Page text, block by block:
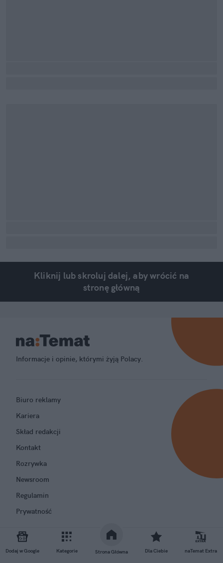
Dodaj w Google Kategorie Strona Główna Dla Ciebie naTemat Extra
Kliknij lub skroluj dalej, aby wrócić na
stronę główną
Informacje i opinie, którymi żyją Polacy.
Biuro reklamy
Kariera
Skład redakcji
Kontakt
Rozrywka
Newsroom
Regulamin
Prywatność